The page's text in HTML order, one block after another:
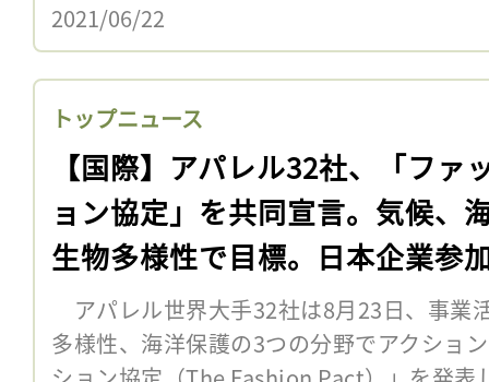
2021/06/22
トップニュース
【国際】アパレル32社、「ファ
ョン協定」を共同宣言。気候、
生物多様性で目標。日本企業参
アパレル世界大手32社は8月23日、事業
多様性、海洋保護の3つの分野でアクショ